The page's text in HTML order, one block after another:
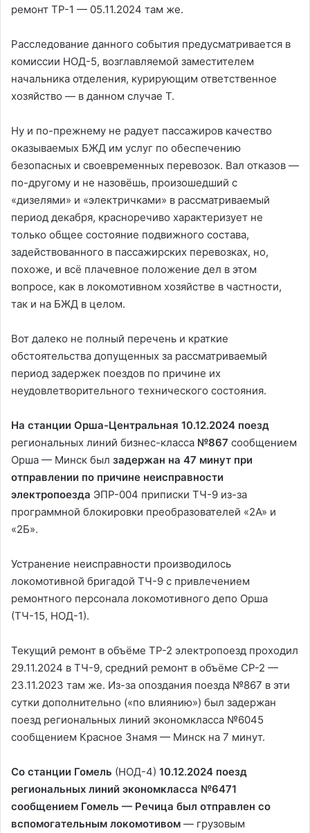
ремонт ТР-1 — 05.11.2024 там же.
Расследование данного события предусматривается в
комиссии НОД-5, возглавляемой заместителем
начальника отделения, курирующим ответственное
хозяйство — в данном случае Т.
Ну и по-прежнему не радует пассажиров качество
оказываемых БЖД им услуг по обеспечению
безопасных и своевременных перевозок. Вал отказов —
по-другому и не назовёшь, произошедший с
«дизелями» и «электричками» в рассматриваемый
период декабря, красноречиво характеризует не
только общее состояние подвижного состава,
задействованного в пассажирских перевозках, но,
похоже, и всё плачевное положение дел в этом
вопросе, как в локомотивном хозяйстве в частности,
так и на БЖД в целом.
Вот далеко не полный перечень и краткие
обстоятельства допущенных за рассматриваемый
период задержек поездов по причине их
неудовлетворительного технического состояния.
На станции Орша-Центральная 10.12.2024 поезд
региональных линий бизнес-класса №867 сообщением
Орша — Минск был задержан на 47 минут при
отправлении по причине неисправности
электропоезда ЭПР-004 приписки ТЧ-9 из-за
программной блокировки преобразователей «2А» и
«2Б».
Устранение неисправности производилось
локомотивной бригадой ТЧ-9 с привлечением
ремонтного персонала локомотивного депо Орша
(ТЧ-15, НОД-1).
Текущий ремонт в объёме ТР-2 электропоезд проходил
29.11.2024 в ТЧ-9, средний ремонт в объёме СР-2 —
23.11.2023 там же. Из-за опоздания поезда №867 в эти
сутки дополнительно («по влиянию») был задержан
поезд региональных линий экономкласса №6045
сообщением Красное Знамя — Минск на 7 минут.
Со станции Гомель (НОД-4) 10.12.2024 поезд
региональных линий экономкласса №6471
сообщением Гомель — Речица был отправлен со
вспомогательным локомотивом — грузовым